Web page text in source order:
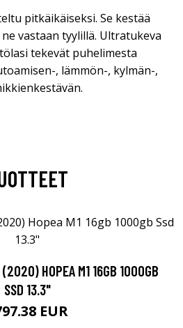
pitkäikäiseksi. Se kestää
vastaan tyylillä. Ultratukeva
tekevät puhelimesta
, lämmön-, kylmän-,
(2020) HOPEA M1 16GB 1000GB
SSD 13.3"
EUR